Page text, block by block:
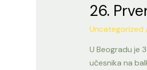
26.
Uncategorized
U Beogradu je
učesnika na